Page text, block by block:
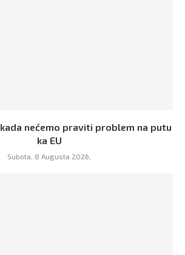
nećemo praviti problem na putu
ka EU
Subota, 8 Augusta 2026,